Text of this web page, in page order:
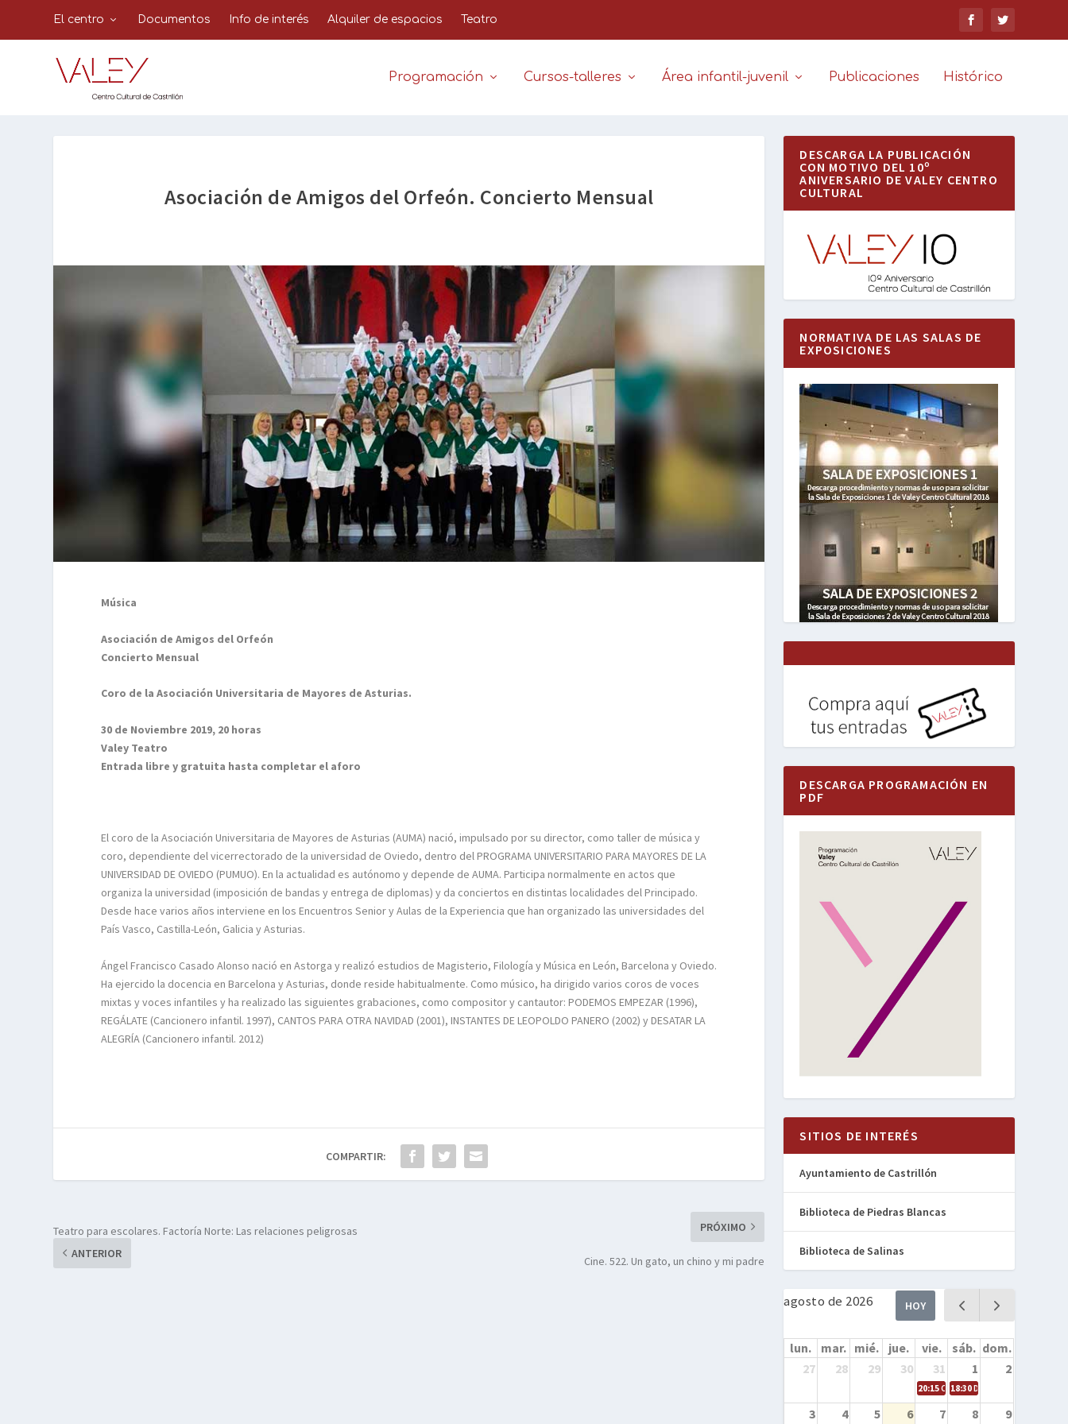
El centro Documentos Info de interés Alquiler de espacios Teatro
Programación Cursos-talleres Área infantil-juvenil Publicaciones Histórico
Asociación de Amigos del Orfeón. Concierto Mensual
Música
Asociación de Amigos del Orfeón
Concierto Mensual
Coro de la Asociación Universitaria de Mayores de Asturias.
30 de Noviembre 2019, 20 horas
Valey Teatro
Entrada libre y gratuita hasta completar el aforo
El coro de la Asociación Universitaria de Mayores de Asturias (AUMA) nació, impulsado por su director, como taller de música y
coro, dependiente del vicerrectorado de la universidad de Oviedo, dentro del PROGRAMA UNIVERSITARIO PARA MAYORES DE LA
UNIVERSIDAD DE OVIEDO (PUMUO). En la actualidad es autónomo y depende de AUMA. Participa normalmente en actos que
organiza la universidad (imposición de bandas y entrega de diplomas) y da conciertos en distintas localidades del Principado.
Desde hace varios años interviene en los Encuentros Senior y Aulas de la Experiencia que han organizado las universidades del
País Vasco, Castilla-León, Galicia y Asturias.
Ángel Francisco Casado Alonso nació en Astorga y realizó estudios de Magisterio, Filología y Música en León, Barcelona y Oviedo.
Ha ejercido la docencia en Barcelona y Asturias, donde reside habitualmente. Como músico, ha dirigido varios coros de voces
mixtas y voces infantiles y ha realizado las siguientes grabaciones, como compositor y cantautor: PODEMOS EMPEZAR (1996),
REGÁLATE (Cancionero infantil. 1997), CANTOS PARA OTRA NAVIDAD (2001), INSTANTES DE LEOPOLDO PANERO (2002) y DESATAR LA
ALEGRÍA (Cancionero infantil. 2012)
COMPARTIR:
Teatro para escolares. Factoría Norte: Las relaciones peligrosas
ANTERIOR
PRÓXIMO
Cine. 522. Un gato, un chino y mi padre
DESCARGA LA PUBLICACIÓN
CON MOTIVO DEL 10º
ANIVERSARIO DE VALEY CENTRO
CULTURAL
NORMATIVA DE LAS SALAS DE
EXPOSICIONES
DESCARGA PROGRAMACIÓN EN
PDF
SITIOS DE INTERÉS
Ayuntamiento de Castrillón
Biblioteca de Piedras Blancas
Biblioteca de Salinas
agosto de 2026 HOY
lun. mar. mié. jue. vie. sáb. dom.
27
28 29 30 31 1 2
20:15Cine en la calle – Cómo
18:30Danza – Cita en el
3 4 5 6 7 8 9